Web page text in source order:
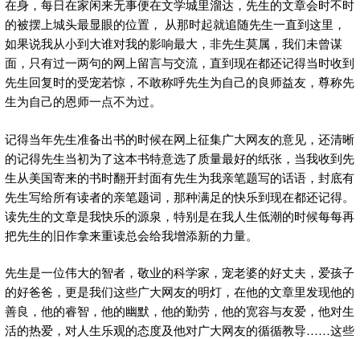
在身，每日在家闲来无事便在文学城里溜达，先生的文章会时不时
的被摆上城头最显眼的位置， 从那时起就追随先生一直到这里，
如果说我从小到大谁对我的影响最大，非先生莫属，我们未曾谋
面，只有过一两句的网上留言与交流，直到现在都还记得当时收到
先生回复时的受宠若惊，不敢称呼先生为自己的良师益友，尊称先
生为自己的恩师一点不为过。
记得当年先生准备出书的时候在网上征集广大网友的意见，还清晰
的记得先生当初为了这本书特意选了质量最好的纸张，当我收到先
生从美国寄来的书时翻开封面有先生为我亲笔题写的话语，封底有
先生写给所有读者的亲笔题词，那种满足的快乐到现在都还记得。
读先生的文章是我快乐的源泉，特别是在我人生低潮的时候每每再
把先生的旧作拿来重读总会给我增添新的力量。
先生是一位伟大的智者，敬业的科学家，宠老婆的好丈夫，爱孩子
的好爸爸，更是我们这些广大网友的明灯，在他的文章里发现他的
善良，他的睿智，他的幽默，他的勤劳，他的宽容与友爱，他对生
活的热爱，对人生乐观的态度及他对广大网友的循循教导……这些